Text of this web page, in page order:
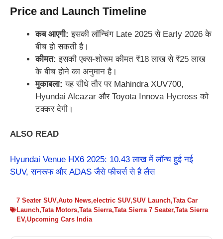
Price and Launch Timeline
कब आएगी: इसकी लॉन्चिंग Late 2025 से Early 2026 के
बीच हो सकती है।
कीमत: इसकी एक्स-शोरूम कीमत ₹18 लाख से ₹25 लाख
के बीच होने का अनुमान है।
मुकाबला: यह सीधे तौर पर Mahindra XUV700,
Hyundai Alcazar और Toyota Innova Hycross को
टक्कर देगी।
ALSO READ
Hyundai Venue HX6 2025: 10.43 लाख में लॉन्च हुई नई
SUV, सनरूफ और ADAS जैसे फीचर्स से है लैस
7 Seater SUV,Auto News,electric SUV,SUV Launch,Tata Car
Launch,Tata Motors,Tata Sierra,Tata Sierra 7 Seater,Tata Sierra
EV,Upcoming Cars India